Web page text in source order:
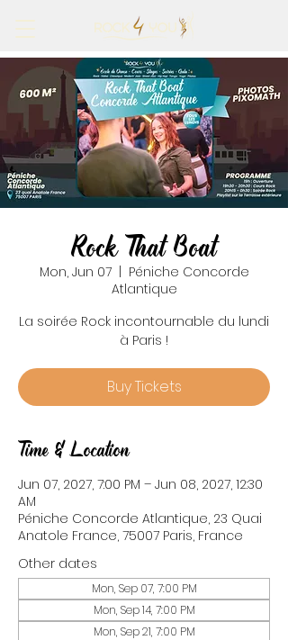
Rock That Boat
Mon, Jun 07
  |
Péniche Concorde
Atlantique
La soirée Rock incontournable du lundi
à Paris !
Buy Tickets
Time & Location
Jun 07, 2027, 7:00 PM – Jun 08, 2027, 12:30
AM
Péniche Concorde Atlantique, 23 Quai
Anatole France, 75007 Paris, France
Other dates
Mon, Sep 07, 7:00 PM
Mon, Sep 14, 7:00 PM
Mon, Sep 21, 7:00 PM